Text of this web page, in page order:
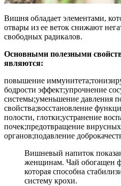
Вишня обладает элементами,
отвары из ее веток снижают
свободных радикалов.
Основными полезными
являются:
повышение
бодрости эффект;упрочнение
системы;уменьшение давления
свойства;восстановление
полости, глотки;устранение
почек;предотвращение
органов;подавление
Вишневый напиток
женщинам. Чай обогащен
которая способна
систему крохи.